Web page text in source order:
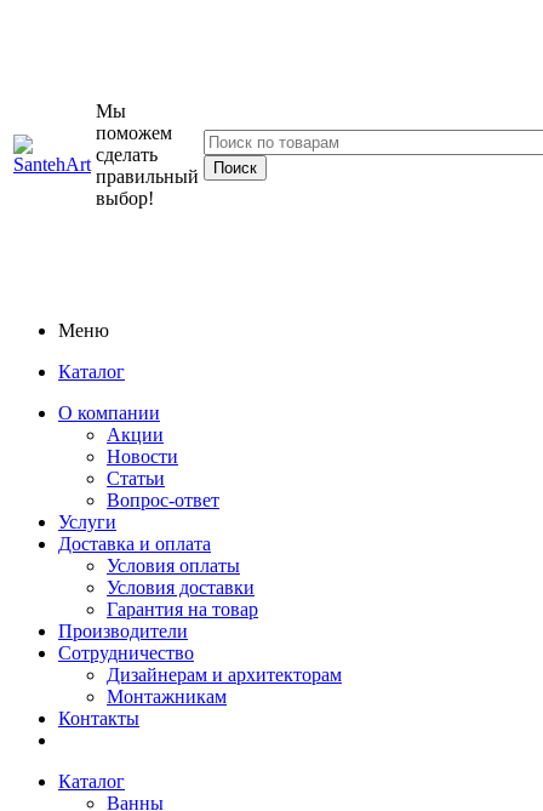
Мы
поможем
сделать
правильный
выбор!
Меню
Каталог
О компании
Акции
Новости
Статьи
Вопрос-ответ
Услуги
Доставка и оплата
Условия оплаты
Условия доставки
Гарантия на товар
Производители
Сотрудничество
Дизайнерам и архитекторам
Монтажникам
Контакты
Каталог
Ванны